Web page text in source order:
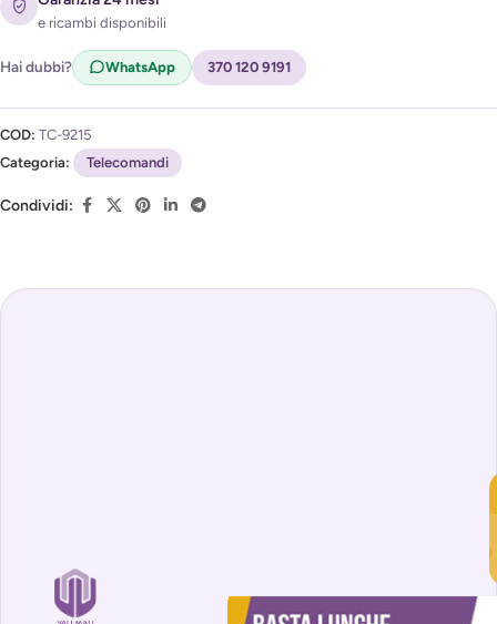
l'avviso di disponibilità (
e ricambi disponibili
Hai dubbi? WhatsApp 370 120 9191
COD: TC-9215
Categoria:
Telecomandi
Condividi: